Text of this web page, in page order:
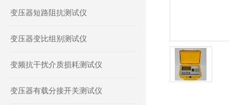
变压器短路阻抗测试仪
变压器变比组别测试仪
变频抗干扰介质损耗测试仪
变压器有载分接开关测试仪